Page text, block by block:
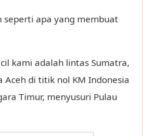
apa yang membuat
kami adalah lintas Sumatra,
Aceh di titik nol KM Indonesia
Timur, menyusuri Pulau